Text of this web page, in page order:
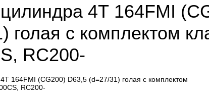
цилиндра 4Т 164FMI
голая с комплектом
RC200-